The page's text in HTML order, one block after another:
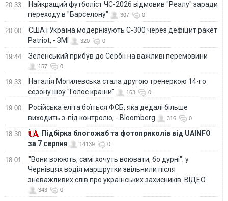
20:33
Найкращий футболіст ЧС-2026 відмовив "Реалу" заради
переходу в "Барселону"
307 0
20:00
США і Україна модернізують С-300 через дефіцит ракет
Patriot, - ЗМІ
320 0
19:44 Зеленський прибув до Сербії на важливі перемовини
157 0
19:33
Наталія Могилевська стала другою тренеркою 14-го
сезону шоу "Голос країни"
163 0
19:00
Російська еліта боїться ФСБ, яка дедалі більше
виходить з-під контролю, - Bloomberg
316 0
18:30
Підбірка блогожаб та фотоприколів від UAINFO
за 7 серпня
14139 0
18:01
"Вони воюють, самі хочуть воювати, бо дурні": у
Чернівцях водія маршрутки звільнили після
зневажливих слів про українських захисників. ВІДЕО
343 0